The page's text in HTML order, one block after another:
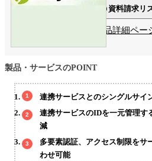
資料請求リ
製品詳細ペー
製品・サービスのPOINT
連携サービスとのシングルサイ
連携サービスのIDを一元管理す
減
多要素認証、アクセス制限をサ
わせ可能